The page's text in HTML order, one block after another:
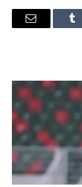
Tumblr
البريد